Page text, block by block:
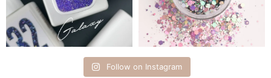
Follow on Instagram